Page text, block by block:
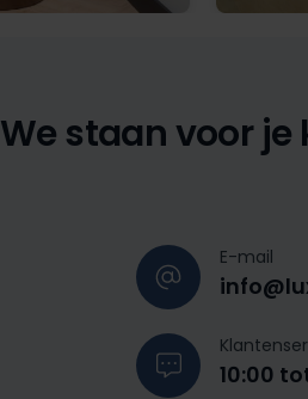
We staan voor je
E-mail
10:00